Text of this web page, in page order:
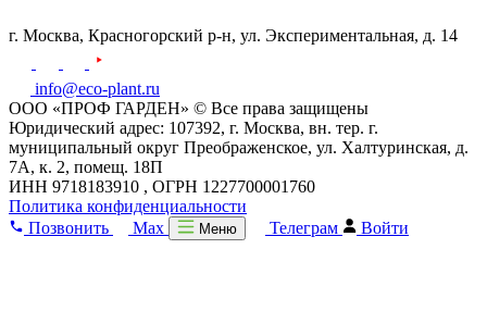
г. Москва, Красногорский р-н, ул. Экспериментальная, д. 14
info@eco-plant.ru
ООО «ПРОФ ГАРДЕН» © Все права защищены
Юридический адрес: 107392, г. Москва, вн. тер. г.
муниципальный округ Преображенское, ул. Халтуринская, д.
7А, к. 2, помещ. 18П
ИНН 9718183910 , ОГРН 1227700001760
Политика конфиденциальности
Позвонить
Max Меню Телеграм Войти